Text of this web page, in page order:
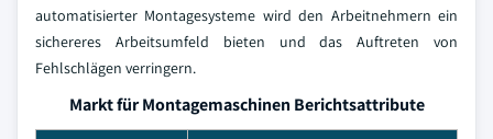
automatisierter Montagesysteme wird den Arbeitnehmern ein
sichereres Arbeitsumfeld bieten und das Auftreten von
Fehlschlägen verringern.
Markt für Montagemaschinen Berichtsattribute